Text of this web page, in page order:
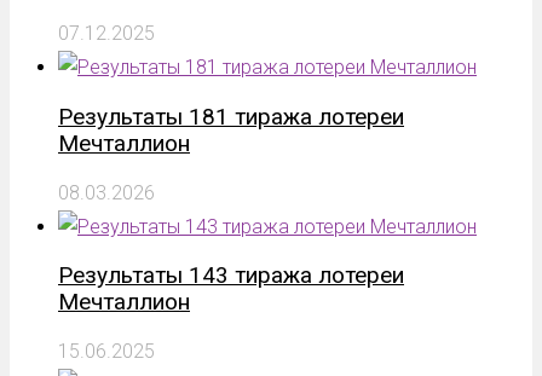
07.12.2025
Результаты 181 тиража лотереи
Мечталлион
08.03.2026
Результаты 143 тиража лотереи
Мечталлион
15.06.2025